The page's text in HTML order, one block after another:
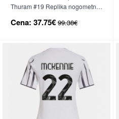
Thuram #19 Replika nogometni
Rokav
Cena: 37.75€ 99.38€